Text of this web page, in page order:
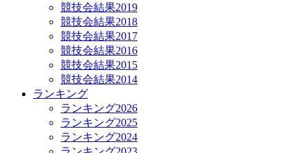
競技会結果2019
競技会結果2018
競技会結果2017
競技会結果2016
競技会結果2015
競技会結果2014
ランキング
ランキング2026
ランキング2025
ランキング2024